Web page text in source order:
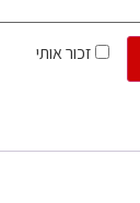
זכור אותי